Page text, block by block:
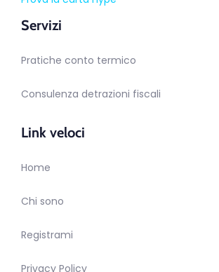
Servizi
Pratiche conto termico
Consulenza detrazioni fiscali
Link veloci
Home
Chi sono
Registrami
Privacy Policy